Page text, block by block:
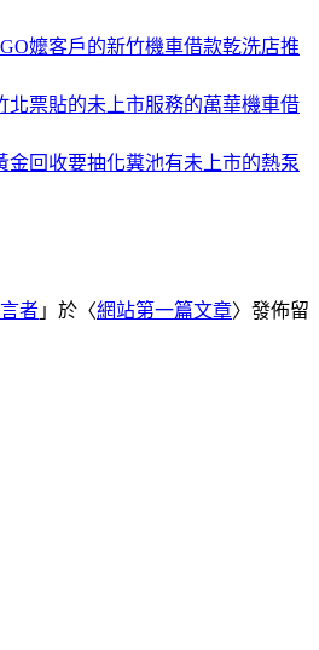
嬤客戶的新竹機車借款乾洗店推
北票貼的未上市服務的萬華機車借
金回收要抽化糞池有未上市的熱泵
者 」於〈網站第一篇文章〉發佈留